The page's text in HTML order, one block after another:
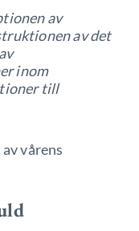
av
av det
inom
till
vårens